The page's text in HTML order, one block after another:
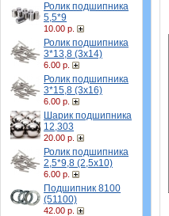
Ролик подшипника
5,5*9
10.00 р.
Ролик подшипника
3*13,8 (3х14)
6.00 р.
Ролик подшипника
3*15,8 (3х16)
6.00 р.
Шарик подшипника
12,303
20.00 р.
Ролик подшипника
2,5*9,8 (2,5х10)
6.00 р.
Подшипник 8100
(51100)
42.00 р.